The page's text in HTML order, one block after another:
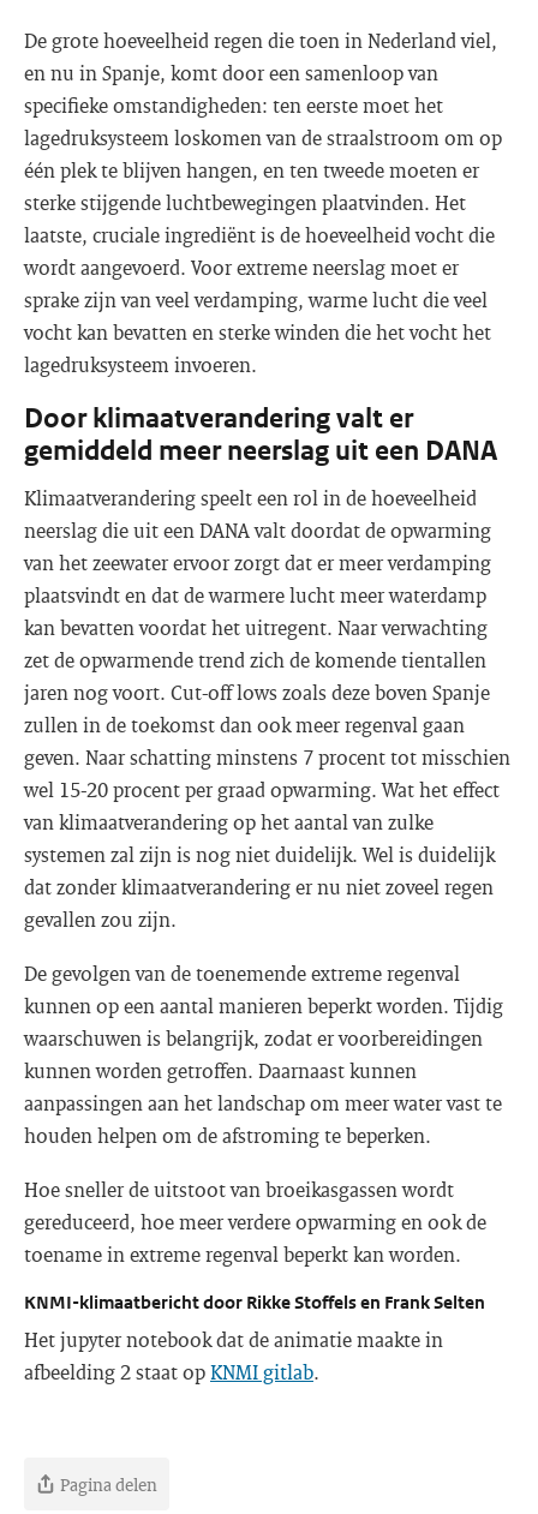
De grote hoeveelheid regen die toen in Nederland viel,
en nu in Spanje, komt door een samenloop van
specifieke omstandigheden: ten eerste moet het
lagedruksysteem loskomen van de straalstroom om op
één plek te blijven hangen, en ten tweede moeten er
sterke stijgende luchtbewegingen plaatvinden. Het
laatste, cruciale ingrediënt is de hoeveelheid vocht die
wordt aangevoerd. Voor extreme neerslag moet er
sprake zijn van veel verdamping, warme lucht die veel
vocht kan bevatten en sterke winden die het vocht het
lagedruksysteem invoeren.
Door klimaatverandering valt er
gemiddeld meer neerslag uit een DANA
Klimaatverandering speelt een rol in de hoeveelheid
neerslag die uit een DANA valt doordat de opwarming
van het zeewater ervoor zorgt dat er meer verdamping
plaatsvindt en dat de warmere lucht meer waterdamp
kan bevatten voordat het uitregent. Naar verwachting
zet de opwarmende trend zich de komende tientallen
jaren nog voort. Cut-off lows zoals deze boven Spanje
zullen in de toekomst dan ook meer regenval gaan
geven. Naar schatting minstens 7 procent tot misschien
wel 15-20 procent per graad opwarming. Wat het effect
van klimaatverandering op het aantal van zulke
systemen zal zijn is nog niet duidelijk. Wel is duidelijk
dat zonder klimaatverandering er nu niet zoveel regen
gevallen zou zijn.
De gevolgen van de toenemende extreme regenval
kunnen op een aantal manieren beperkt worden. Tijdig
waarschuwen is belangrijk, zodat er voorbereidingen
kunnen worden getroffen. Daarnaast kunnen
aanpassingen aan het landschap om meer water vast te
houden helpen om de afstroming te beperken.
Hoe sneller de uitstoot van broeikasgassen wordt
gereduceerd, hoe meer verdere opwarming en ook de
toename in extreme regenval beperkt kan worden.
KNMI-klimaatbericht door Rikke Stoffels en Frank Selten
Het jupyter notebook dat de animatie maakte in
afbeelding 2 staat opKNMI gitlab.
Pagina delen